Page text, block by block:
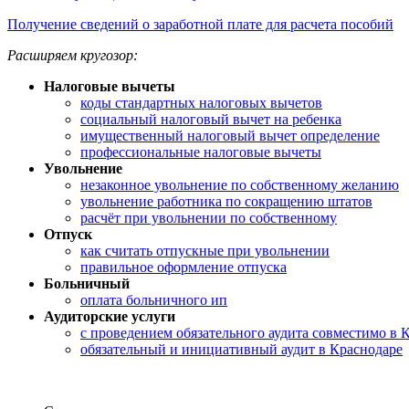
Получение сведений о заработной плате для расчета пособий
Расширяем кругозор:
Налоговые вычеты
коды стандартных налоговых вычетов
социальный налоговый вычет на ребенка
имущественный налоговый вычет определение
профессиональные налоговые вычеты
Увольнение
незаконное увольнение по собственному желанию
увольнение работника по сокращению штатов
расчёт при увольнении по собственному
Отпуск
как считать отпускные при увольнении
правильное оформление отпуска
Больничный
оплата больничного ип
Аудиторские услуги
с проведением обязательного аудита совместимо в
обязательный и инициативный аудит в Краснодаре